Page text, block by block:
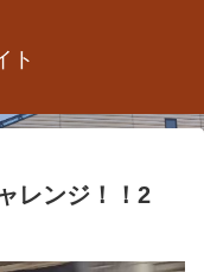
ト
レンジ！！2